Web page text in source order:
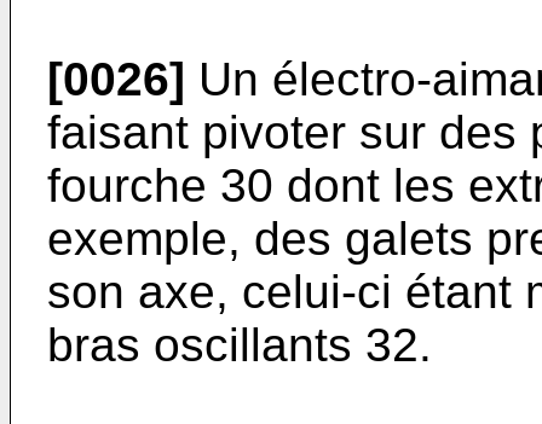
[0026] Un électro-
faisant pivoter sur des
fourche 30 dont les
exemple, des galets
son axe, celui-ci étant
bras oscillants 32.